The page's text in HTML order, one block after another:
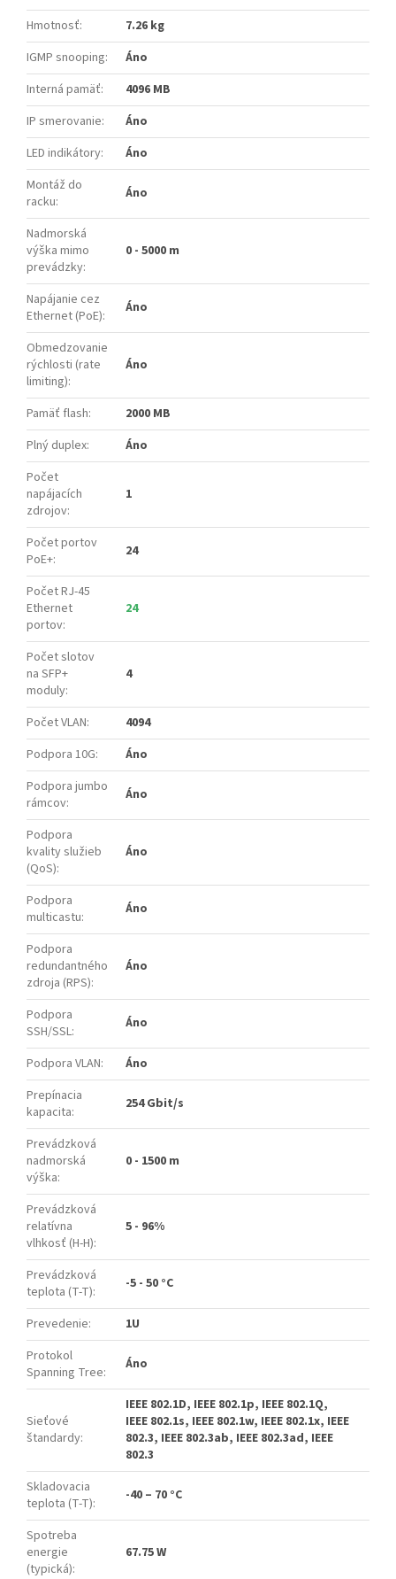
Hmotnosť:
7.26 kg
IGMP snooping:
Áno
Interná pamäť:
4096 MB
IP smerovanie:
Áno
LED indikátory:
Áno
Montáž do
racku: Áno
Nadmorská
výška mimo
prevádzky:
0 - 5000 m
Napájanie cez
Ethernet (PoE): Áno
Obmedzovanie
rýchlosti (rate
limiting):
Áno
Pamäť flash:
2000 MB
Plný duplex:
Áno
Počet
napájacích
zdrojov:
1
Počet portov
PoE+: 24
Počet RJ-45
Ethernet
portov:
24
Počet slotov
na SFP+
moduly:
4
Počet VLAN:
4094
Podpora 10G:
Áno
Podpora jumbo
rámcov: Áno
Podpora
kvality služieb
(QoS):
Áno
Podpora
multicastu: Áno
Podpora
redundantného
zdroja (RPS):
Áno
Podpora
SSH/SSL: Áno
Podpora VLAN:
Áno
Prepínacia
kapacita: 254 Gbit/s
Prevádzková
nadmorská
výška:
0 - 1500 m
Prevádzková
relatívna
vlhkosť (H-H):
5 - 96%
Prevádzková
teplota (T-T): -5 - 50 °C
Prevedenie:
1U
Protokol
Spanning Tree: Áno
Sieťové
štandardy:
IEEE 802.1D, IEEE 802.1p, IEEE 802.1Q,
IEEE 802.1s, IEEE 802.1w, IEEE 802.1x, IEEE
802.3, IEEE 802.3ab, IEEE 802.3ad, IEEE
802.3
Skladovacia
teplota (T-T): -40 – 70 °C
Spotreba
energie
(typická):
67.75 W